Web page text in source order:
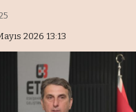
2026 13:13